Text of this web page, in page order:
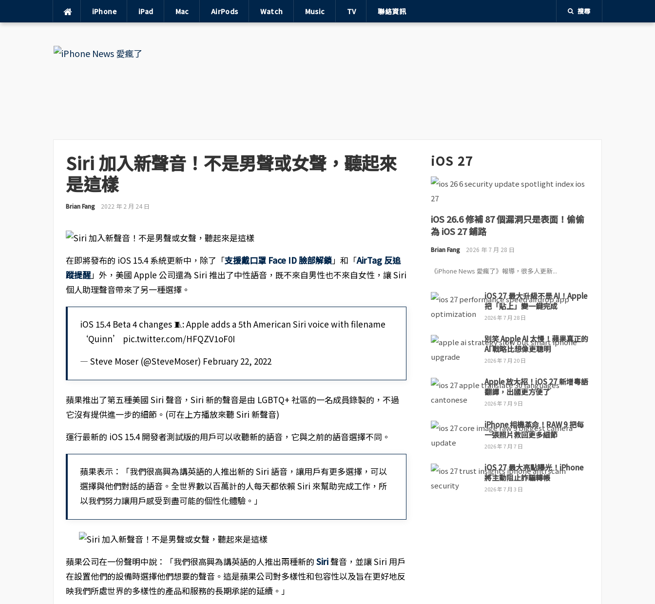
iPhone iPad Mac AirPods Watch Music TV 聯絡資訊 搜尋
Siri 加入新聲音！不是男聲或女聲，聽起來
是這樣
Brian Fang 2022 年 2 月 24 日
在即將發布的 iOS 15.4 系統更新中，除了「支援戴口罩 Face ID 臉部解鎖」和「AirTag 反追
蹤提醒」外，美國 Apple 公司還為 Siri 推出了中性語音，既不來自男性也不來自女性，讓 Siri
個人助理聲音帶來了另一種選擇。
iOS 15.4 Beta 4 changes 🧵: Apple adds a 5th American Siri voice with filename
‘Quinn’ pic.twitter.com/HFQZV1oF0I
— Steve Moser (@SteveMoser) February 22, 2022
蘋果推出了第五種美國 Siri 聲音，Siri 新的聲音是由 LGBTQ+ 社區的一名成員錄製的，不過
它沒有提供進一步的細節。(可在上方播放來聽 Siri 新聲音)
運行最新的 iOS 15.4 開發者測試版的用戶可以收聽新的語音，它與之前的語音選擇不同。
蘋果表示：「我們很高興為講英語的人推出新的 Siri 語音，讓用戶有更多選擇，可以
選擇與他們對話的語音。全世界數以百萬計的人每天都依賴 Siri 來幫助完成工作，所
以我們努力讓用戶感受到盡可能的個性化體驗。」
蘋果公司在一份聲明中說：「我們很高興為講英語的人推出兩種新的 Siri聲音，並讓 Siri 用戶
在設置他們的設備時選擇他們想要的聲音。這是蘋果公司對多樣性和包容性以及旨在更好地反
映我們所處世界的多樣性的產品和服務的長期承諾的延續。」
iOS 27
iOS 26.6 修補 87 個漏洞只是表面！偷偷
為 iOS 27 鋪路
Brian Fang 2026 年 7 月 28 日
《iPhone News 愛瘋了》報導，很多人更新...
iOS 27 最大升級不是 AI！Apple
把「貼上」變一鍵完成
2026 年 7 月 28 日
別笑 Apple AI 太慢！蘋果真正的
AI 戰略比想像更聰明
2026 年 7 月 20 日
Apple 放大招！iOS 27 新增粵語
翻譯，出國更方便了
2026 年 7 月 9 日
iPhone 相機革命！RAW 9 把每
一張照片救回更多細節
2026 年 7 月 7 日
iOS 27 最大亮點曝光！iPhone
將主動阻止詐騙轉帳
2026 年 7 月 3 日